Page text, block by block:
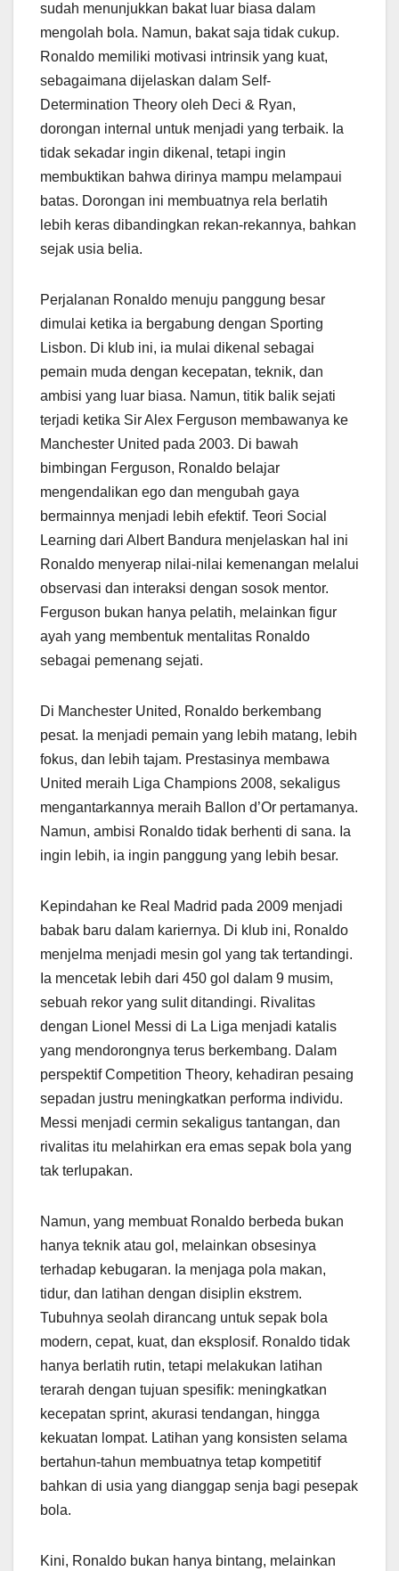
sudah menunjukkan bakat luar biasa dalam
mengolah bola. Namun, bakat saja tidak cukup.
Ronaldo memiliki motivasi intrinsik yang kuat,
sebagaimana dijelaskan dalam Self-
Determination Theory oleh Deci & Ryan,
dorongan internal untuk menjadi yang terbaik. Ia
tidak sekadar ingin dikenal, tetapi ingin
membuktikan bahwa dirinya mampu melampaui
batas. Dorongan ini membuatnya rela berlatih
lebih keras dibandingkan rekan-rekannya, bahkan
sejak usia belia.
Perjalanan Ronaldo menuju panggung besar
dimulai ketika ia bergabung dengan Sporting
Lisbon. Di klub ini, ia mulai dikenal sebagai
pemain muda dengan kecepatan, teknik, dan
ambisi yang luar biasa. Namun, titik balik sejati
terjadi ketika Sir Alex Ferguson membawanya ke
Manchester United pada 2003. Di bawah
bimbingan Ferguson, Ronaldo belajar
mengendalikan ego dan mengubah gaya
bermainnya menjadi lebih efektif. Teori Social
Learning dari Albert Bandura menjelaskan hal ini
Ronaldo menyerap nilai-nilai kemenangan melalui
observasi dan interaksi dengan sosok mentor.
Ferguson bukan hanya pelatih, melainkan figur
ayah yang membentuk mentalitas Ronaldo
sebagai pemenang sejati.
Di Manchester United, Ronaldo berkembang
pesat. Ia menjadi pemain yang lebih matang, lebih
fokus, dan lebih tajam. Prestasinya membawa
United meraih Liga Champions 2008, sekaligus
mengantarkannya meraih Ballon d’Or pertamanya.
Namun, ambisi Ronaldo tidak berhenti di sana. Ia
ingin lebih, ia ingin panggung yang lebih besar.
Kepindahan ke Real Madrid pada 2009 menjadi
babak baru dalam kariernya. Di klub ini, Ronaldo
menjelma menjadi mesin gol yang tak tertandingi.
Ia mencetak lebih dari 450 gol dalam 9 musim,
sebuah rekor yang sulit ditandingi. Rivalitas
dengan Lionel Messi di La Liga menjadi katalis
yang mendorongnya terus berkembang. Dalam
perspektif Competition Theory, kehadiran pesaing
sepadan justru meningkatkan performa individu.
Messi menjadi cermin sekaligus tantangan, dan
rivalitas itu melahirkan era emas sepak bola yang
tak terlupakan.
Namun, yang membuat Ronaldo berbeda bukan
hanya teknik atau gol, melainkan obsesinya
terhadap kebugaran. Ia menjaga pola makan,
tidur, dan latihan dengan disiplin ekstrem.
Tubuhnya seolah dirancang untuk sepak bola
modern, cepat, kuat, dan eksplosif. Ronaldo tidak
hanya berlatih rutin, tetapi melakukan latihan
terarah dengan tujuan spesifik: meningkatkan
kecepatan sprint, akurasi tendangan, hingga
kekuatan lompat. Latihan yang konsisten selama
bertahun-tahun membuatnya tetap kompetitif
bahkan di usia yang dianggap senja bagi pesepak
bola.
Kini, Ronaldo bukan hanya bintang, melainkan